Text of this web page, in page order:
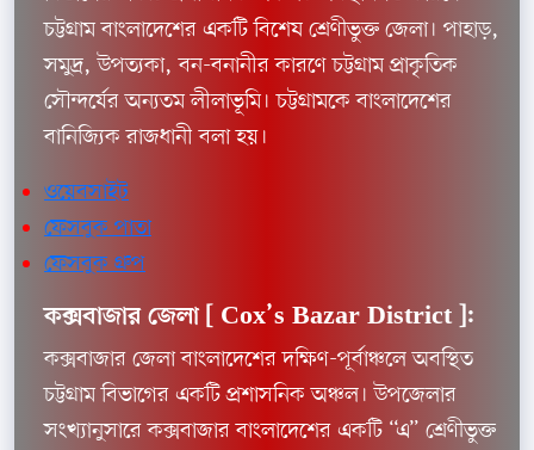
চট্টগ্রাম বাংলাদেশের একটি বিশেষ শ্রেণীভুক্ত জেলা। পাহাড়,
সমুদ্র, উপত্যকা, বন-বনানীর কারণে চট্টগ্রাম প্রাকৃতিক
সৌন্দর্যের অন্যতম লীলাভূমি। চট্টগ্রামকে বাংলাদেশের
বানিজ্যিক রাজধানী বলা হয়।
ওয়েবসাইট
ফেসবুক পাতা
ফেসবুক গ্রুপ
কক্সবাজার জেলা [ Cox’s Bazar District ]:
কক্সবাজার জেলা বাংলাদেশের দক্ষিণ-পূর্বাঞ্চলে অবস্থিত
চট্টগ্রাম বিভাগের একটি প্রশাসনিক অঞ্চল। উপজেলার
সংখ্যানুসারে কক্সবাজার বাংলাদেশের একটি “এ” শ্রেণীভুক্ত